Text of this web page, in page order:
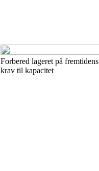
Forbered lageret på fremtidens
krav til kapacitet